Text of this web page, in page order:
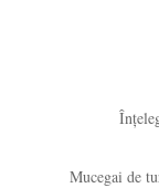
Mucegai de